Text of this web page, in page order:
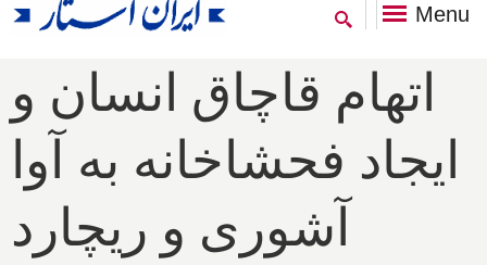
Menu
اتهام قاچاق انسان و
ایجاد فحشاخانه به آوا
آشوری و ریچارد